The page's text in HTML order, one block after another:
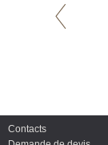
est le spécialiste
Contacts